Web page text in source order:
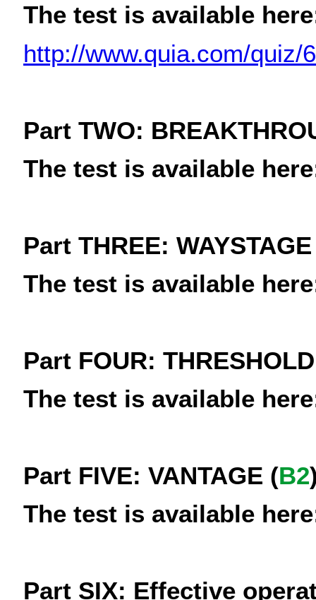
The test is available
http://www.quia.com/quiz/
Part TWO:
The test is available
Part THREE:
The test is available
Part FOUR:
The test is available
Part FIVE: VANTAGE (B2
The test is available
Part SIX: Effective